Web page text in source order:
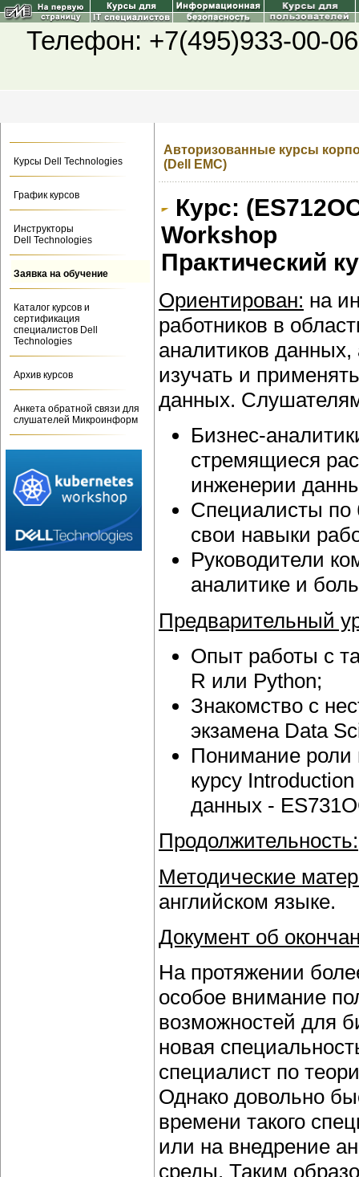
Телефон: +7(495)933-00-
Курсы Dell Technologies
График курсов
Инструкторы
Dell Technologies
Заявка на обучение
Каталог курсов и
сертификация
специалистов Dell
Technologies
Архив курсов
Анкета обратной связи для
слушателей Микроинформ
Авторизованные курсы
(Dell EMC)
Курс:
Workshop
Практический
Ориентирован: на
работников в
аналитиков
изучать и
данных.
Бизнес-
стремящиеся
инженерии
Специалисты по
свои навыки
Руководители
аналитике и
Предварительный
Опыт работы с
R или Python;
Знакомство с
экзамена Data
Понимание роли
курсу
данных -
Продолжительность:
Методические
английском языке.
Документ об
На протяжении
особое внимание
возможностей для
новая
специалист по
Однако довольно
времени такого
или на внедрение
среды. Таким